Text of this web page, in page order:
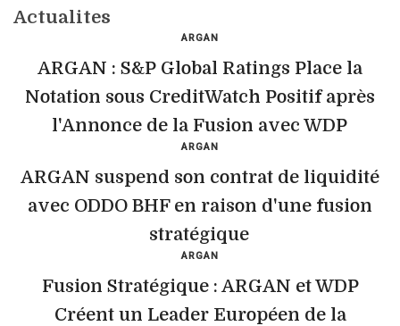
Actualites
ARGAN
ARGAN : S&P Global Ratings Place la
Notation sous CreditWatch Positif après
l'Annonce de la Fusion avec WDP
ARGAN
ARGAN suspend son contrat de liquidité
avec ODDO BHF en raison d'une fusion
stratégique
ARGAN
Fusion Stratégique : ARGAN et WDP
Créent un Leader Européen de la